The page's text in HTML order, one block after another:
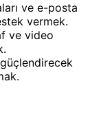
ve e-posta
vermek.
ve video